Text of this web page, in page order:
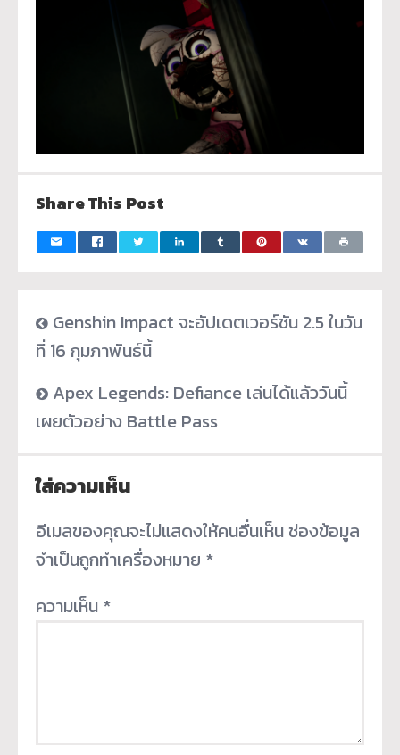
Share This Post
Genshin Impact จะอัปเดตเวอร์ชัน 2.5 ในวัน
ที่ 16 กุมภาพันธ์นี้
Apex Legends: Defiance เล่นได้แล้ววันนี้
เผยตัวอย่าง Battle Pass
ใส่ความเห็น
อีเมลของคุณจะไม่แสดงให้คนอื่นเห็น ช่องข้อมูล
จำเป็นถูกทำเครื่องหมาย *
ความเห็น *